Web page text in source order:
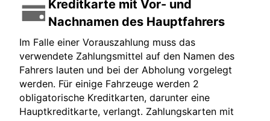
Kreditkarte mit Vor- und
Nachnamen des Hauptfahrers
Im Falle einer Vorauszahlung muss das
verwendete Zahlungsmittel auf den Namen des
Fahrers lauten und bei der Abholung vorgelegt
werden. Für einige Fahrzeuge werden 2
obligatorische Kreditkarten, darunter eine
Hauptkreditkarte, verlangt. Zahlungskarten mit